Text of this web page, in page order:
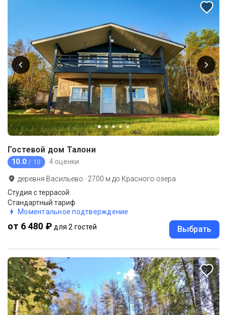
Гостевой дом Талони
10.0 / 10 4 оценки
деревня Васильево · 2700 м до Красного озера
Студия с террасой
Стандартный тариф
Моментальное подтверждение
от 6 480 ₽ для 2 гостей Выбрать